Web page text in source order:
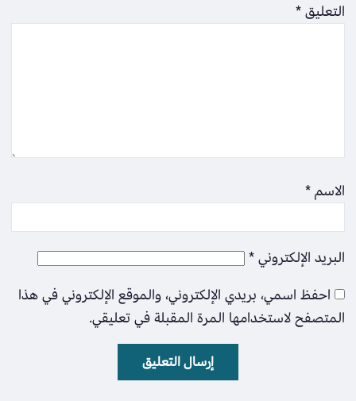
التعليق*
الاسم*
البريد الإلكتروني*
احفظ اسمي، بريدي الإلكتروني، والموقع الإلكتروني في هذا
المتصفح لاستخدامها المرة المقبلة في تعليقي.